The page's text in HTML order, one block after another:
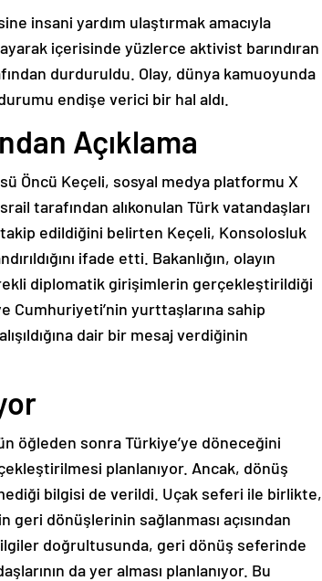
insani yardım ulaştırmak amacıyla
içerisinde yüzlerce aktivist barındıran
durduruldu. Olay, dünya kamuoyunda
endişe verici bir hal aldı.
Açıklama
Öncü Keçeli, sosyal medya platformu X
tarafından alıkonulan Türk vatandaşları
edildiğini belirten Keçeli, Konsolosluk
ifade etti. Bakanlığın, olayın
diplomatik girişimlerin gerçekleştirildiği
Cumhuriyeti’nin yurttaşlarına sahip
dair bir mesaj verdiğinin
öğleden sonra Türkiye’ye döneceğini
planlanıyor. Ancak, dönüş
bilgisi de verildi. Uçak seferi ile birlikte,
geri dönüşlerinin sağlanması açısından
doğrultusunda, geri dönüş seferinde
da yer alması planlanıyor. Bu